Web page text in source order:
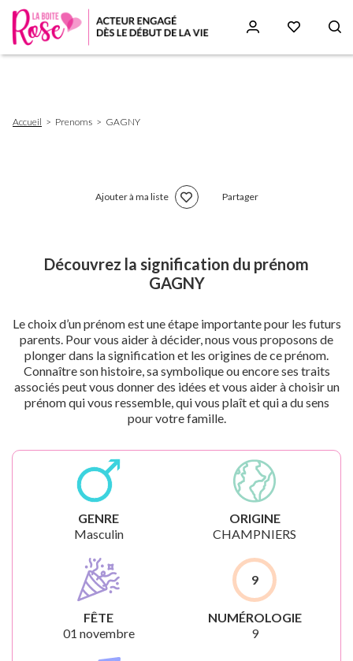
d'Ariane
Accueil Prenoms GAGNY
Ajouter à ma liste Partager
Découvrez la signification du prénom
GAGNY
Le choix d’un prénom est une étape importante pour les futurs
parents. Pour vous aider à décider, nous vous proposons de
plonger dans la signification et les origines de ce prénom.
Connaître son histoire, sa symbolique ou encore ses traits
associés peut vous donner des idées et vous aider à choisir un
prénom qui vous ressemble, qui vous plaît et qui a du sens
pour votre famille.
GENRE
Masculin
ORIGINE
CHAMPNIERS
FÊTE
01 novembre
9
NUMÉROLOGIE
9